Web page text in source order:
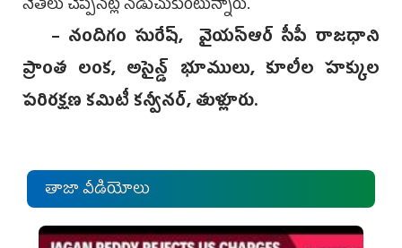
– నందిగం సురేష్, వైయ‌స్ఆర్‌ సీపీ రాజధాని
ప్రాంత లంక, అసైన్డ్‌ భూములు, కూలీల హక్కుల
పరిరక్షణ కమిటీ కన్వీనర్, తుళ్లూరు.
తాజా వీడియోలు